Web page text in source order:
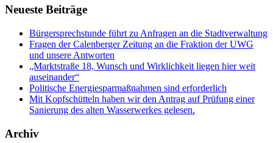
Neueste Beiträge
Bürgersprechstunde führt zu Anfragen an die Stadtverwaltung
Fragen der Calenberger Zeitung an die Fraktion der UWG
und unsere Antworten
„Marktstraße 18, Wunsch und Wirklichkeit liegen hier weit
auseinander“
Politische Energiesparmaßnahmen sind erforderlich
Mit Kopfschütteln haben wir den Antrag auf Prüfung einer
Sanierung des alten Wasserwerkes gelesen.
Archiv